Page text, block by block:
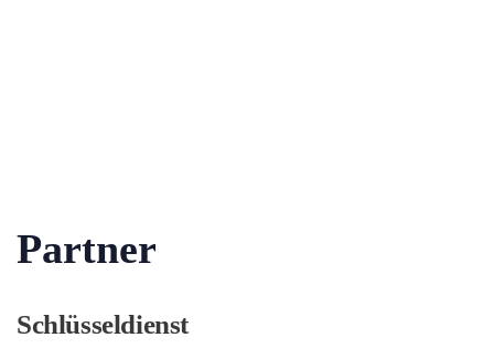
Partner
Schlüsseldienst